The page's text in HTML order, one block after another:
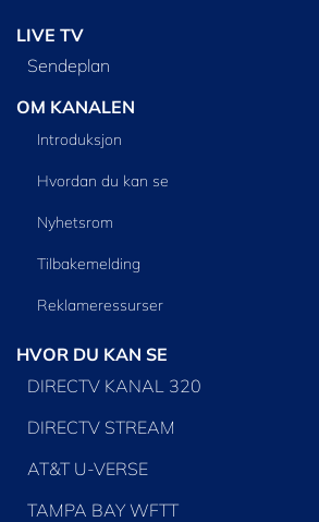
LIVE TV
Sendeplan
OM KANALEN
Introduksjon
Hvordan du kan se
Nyhetsrom
Tilbakemelding
Reklameressurser
HVOR DU KAN SE
DIRECTV KANAL 320
DIRECTV STREAM
AT&T U-VERSE
TAMPA BAY WFTT